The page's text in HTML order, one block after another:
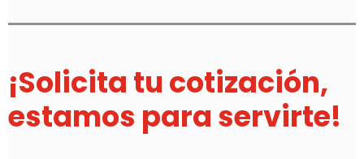
¡Solicita tu cotización,
estamos para servirte!